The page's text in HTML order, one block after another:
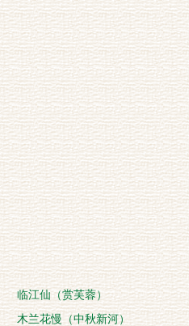
临江仙（赏芙蓉）
木兰花慢（中秋新河）